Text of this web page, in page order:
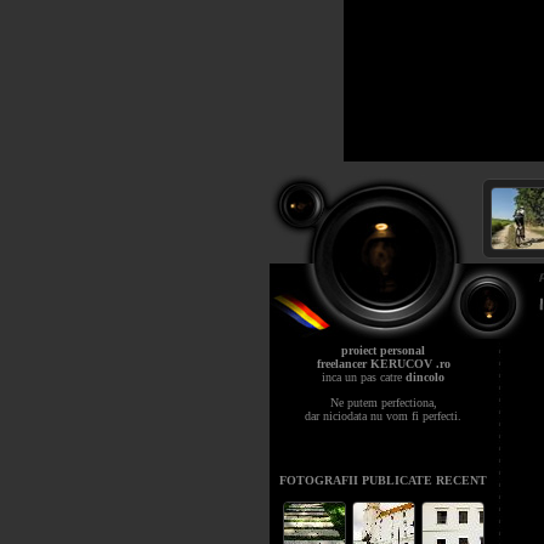
proiect personal
freelancer KERUCOV .ro
inca un pas catre dincolo
Ne putem perfectiona,
dar niciodata nu vom fi perfecti.
FOTOGRAFII PUBLICATE RECENT